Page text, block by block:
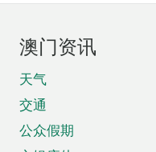
澳门资讯
天气
交通
公众假期